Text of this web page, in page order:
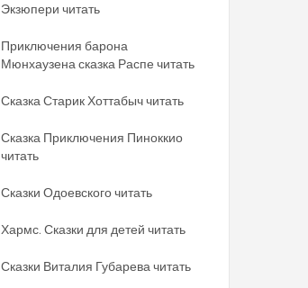
Экзюпери читать
Приключения барона
Мюнхаузена сказка Распе читать
Сказка Старик Хоттабыч читать
Сказка Приключения Пиноккио
читать
Сказки Одоевского читать
Хармс. Сказки для детей читать
Сказки Виталия Губарева читать